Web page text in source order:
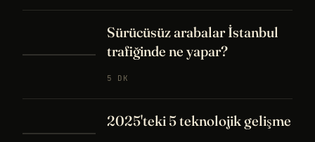
Sürücüsüz arabalar İstanbul
trafiğinde ne yapar?
5 DK
2025'teki 5 teknolojik gelişme